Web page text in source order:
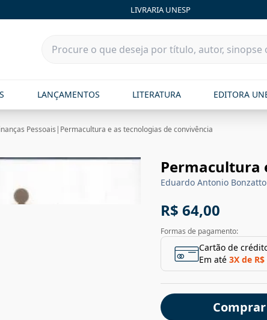
LIVRARIA UNESP
LANÇAMENTOS LITERATURA EDITORA
Pessoais | Permacultura e as tecnologias de convivência
Permacultura
Eduardo Antonio Bonzatto
R$ 64,00
Formas de pagamento:
Cartão de
Em até 3X de
Comprar